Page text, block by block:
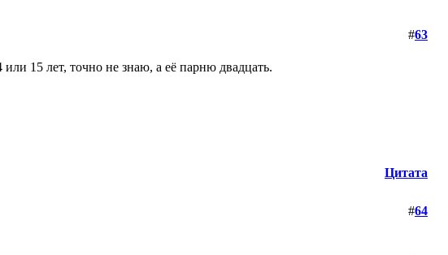
#63
или 15 лет, точно не знаю, а её парню двадцать.
Цитата
#64